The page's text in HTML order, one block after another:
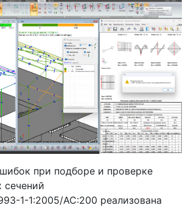
при подборе и проверке
сечений
1-1:2005/AC:200 реализована